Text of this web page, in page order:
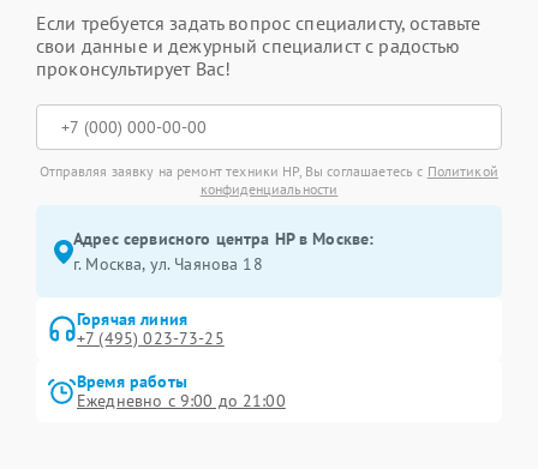
Если требуется задать вопрос специалисту, оставьте
свои данные и дежурный специалист с радостью
проконсультирует Вас!
Отправляя заявку на ремонт техники HP, Вы соглашаетесь с Политикой
конфиденциальности
Адрес сервисного центра HP в Москве:
г. Москва, ул. Чаянова 18
Горячая линия
+7 (495) 023-73-25
Время работы
Ежедневно с 9:00 до 21:00